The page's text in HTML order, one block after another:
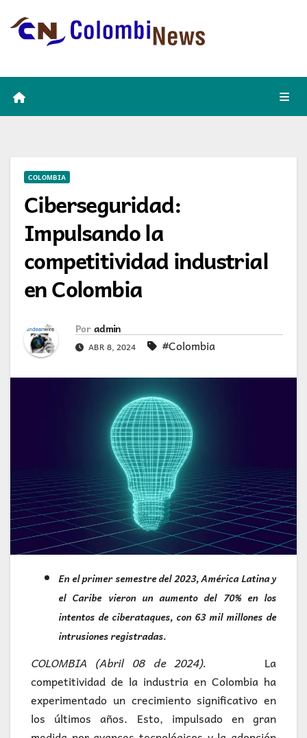
COLOMBIA
Ciberseguridad:
Impulsando la
competitividad industrial
en Colombia
Por admin
ABR 8, 2024 #Colombia
En el primer semestre del 2023, América Latina y
el Caribe vieron un aumento del 70% en los
intentos de ciberataques, con 63 mil millones de
intrusiones registradas.
COLOMBIA (Abril 08 de 2024). La
competitividad de la industria en Colombia ha
experimentado un crecimiento significativo en
los últimos años. Esto, impulsado en gran